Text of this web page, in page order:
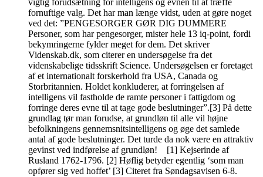
fornuftige valg. Det har man længe vidst, uden at gøre noget
ved det: ”PENGESORGER GØR DIG DUMMERE
Personer, som har pengesorger, mister hele 13 iq-point, fordi
bekymringerne fylder meget for dem. Det skriver
Videnskab.dk, som citerer en undersøgelse fra det
videnskabelige tidsskrift Science. Undersøgelsen er foretaget
af et internationalt forskerhold fra USA, Canada og
Storbritannien. Holdet konkluderer, at forringelsen af
intelligens vil fastholde de ramte personer i fattigdom og
forringe deres evne til at tage gode beslutninger”.[3] På dette
grundlag tør man forudse, at grundløn til alle vil højne
befolkningens gennemsnitsintelligens og øge det samlede
antal af gode beslutninger. Det turde da nok være en attraktiv
gevinst ved indførelse af grundløn! [1] Kejserinde af
Rusland 1762-1796. [2] Høflig betyder egentlig ‘som man
opfører sig ved hoffet’ [3] Citeret fra Søndagsavisen 6-8.